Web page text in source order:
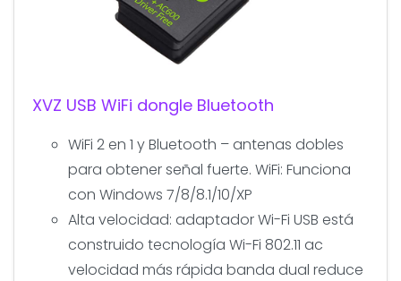
XVZ USB WiFi dongle Bluetooth
WiFi 2 en 1 y Bluetooth – antenas dobles
para obtener señal fuerte. WiFi: Funciona
con Windows 7/8/8.1/10/XP
Alta velocidad: adaptador Wi-Fi USB está
construido tecnología Wi-Fi 802.11 ac
velocidad más rápida banda dual reduce